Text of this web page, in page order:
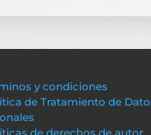
y condiciones
de Tratamiento de